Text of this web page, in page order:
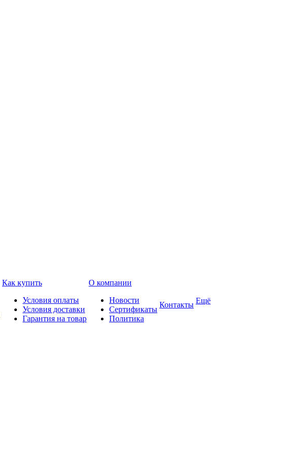
Как купить
Условия оплаты
Условия доставки
Гарантия на товар
О компании
Новости
Сертификаты
Политика
Контакты Ещё